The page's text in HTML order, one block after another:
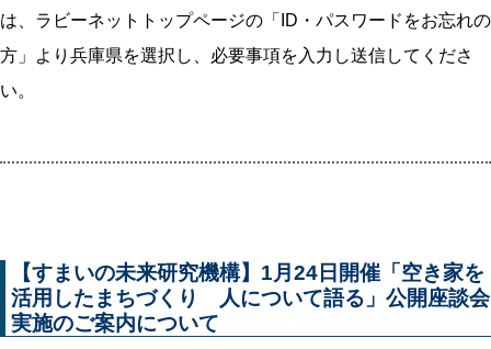
は、ラビーネットトップページの「ID・パスワードをお忘れの
方」より兵庫県を選択し、必要事項を入力し送信してくださ
い。
【すまいの未来研究機構】1月24日開催「空き家を
活用したまちづくり 人について語る」公開座談会
実施のご案内について